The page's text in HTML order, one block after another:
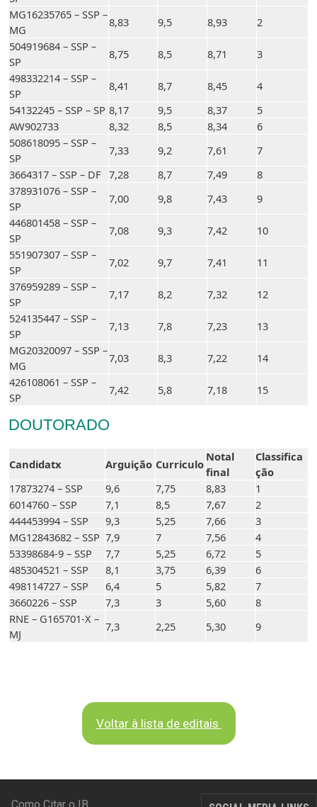
MG16235765 – SSP –
MG
8,83 9,5 8,93
2
504919684 – SSP –
SP
8,75 8,5 8,71
3
498332214 – SSP –
SP
8,41 8,7 8,45
4
54132245 – SSP – SP 8,17 9,5 8,37
5
AW902733
8,32 8,5 8,34
6
508618095 – SSP –
SP
7,33 9,2 7,61
7
3664317 – SSP – DF 7,28 8,7 7,49
8
378931076 – SSP –
SP
7,00 9,8 7,43
9
446801458 – SSP –
SP
7,08 9,3 7,42
10
551907307 – SSP –
SP
7,02 9,7 7,41
11
376959289 – SSP –
SP
7,17 8,2 7,32
12
524135447 – SSP –
SP
7,13 7,8 7,23
13
MG20320097 – SSP –
MG
7,03 8,3 7,22
14
426108061 – SSP –
SP
7,42 5,8 7,18 15
DOUTORADO
Candidatx Arguição Curriculo
Notal
final
Classifica
ção
17873274 – SSP
9,6 7,75 8,83
1
6014760 – SSP
7,1 8,5 7,67
2
444453994 – SSP
9,3 5,25 7,66
3
MG12843682 – SSP 7,9 7 7,56
4
53398684-9 – SSP
7,7 5,25 6,72
5
485304521 – SSP
8,1 3,75 6,39
6
498114727 – SSP
6,4 5 5,82
7
3660226 – SSP
7,3 3 5,60
8
RNE – G165701-X –
MJ
7,3 2,25 5,30 9
Voltar à lista de editais
RODAPÉ